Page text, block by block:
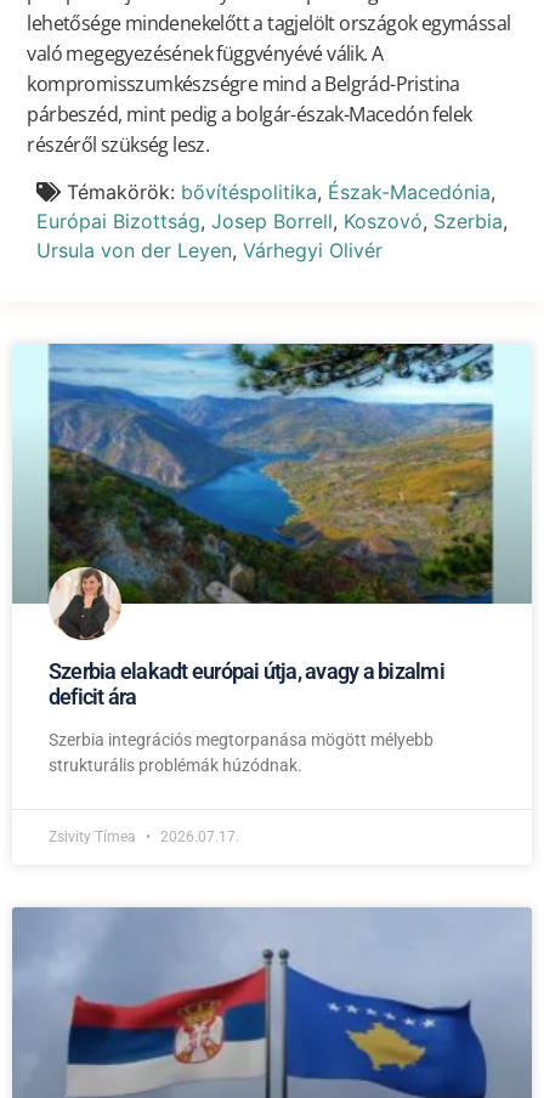
Szerbia elakadt európai útja, avagy a bizalmi
deficit ára
Szerbia integrációs megtorpanása mögött mélyebb
strukturális problémák húzódnak.
Zsivity Tímea 2026.07.17.
lehetősége mindenekelőtt a tagjelölt országok egymással
való megegyezésének függvényévé válik. A
kompromisszumkészségre mind a Belgrád-Pristina
párbeszéd, mint pedig a bolgár-észak-Macedón felek
részéről szükség lesz.
Témakörök: bővítéspolitika, Észak-Macedónia,
Európai Bizottság, Josep Borrell, Koszovó, Szerbia,
Ursula von der Leyen, Várhegyi Olivér